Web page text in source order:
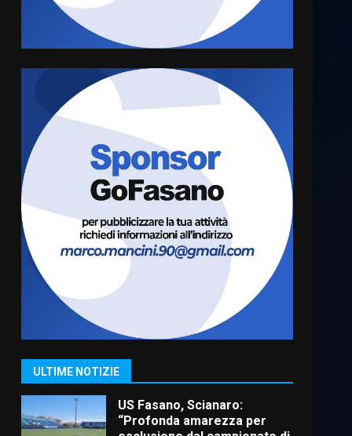
ULTIME NOTIZIE
5
Grazia Neglia, coordinatrice
cittadina di Fratelli d’Italia,
pronta a tornare in Consiglio
6 Agosto 2026 08:00
Cura dei beni comuni e
cittadinanza attiva: online
l’avviso per la gestione
condivisa della Villetta di
Laureto
6 Agosto 2026 06:20
7
La magia del Minareto e la
prima assoluta de “L’Albergo
Belvedere. Il rapimento”
6 Agosto 2026 06:15
1
“I Contestatori: Musica di
Rivoluzione”: nuovo
appuntamento con “Fasano in
US Fasano, Scianaro:
“Profonda amarezza per
esclusione dal campionato di